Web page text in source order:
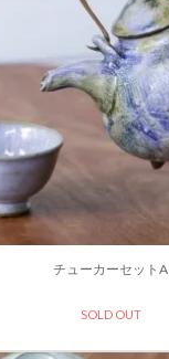
チューカーセットA
SOLD OUT